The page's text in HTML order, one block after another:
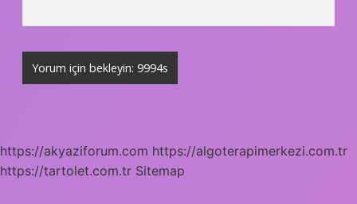
https://akyaziforum.com https://algoterapimerkezi.com.tr
https://tartolet.com.tr Sitemap